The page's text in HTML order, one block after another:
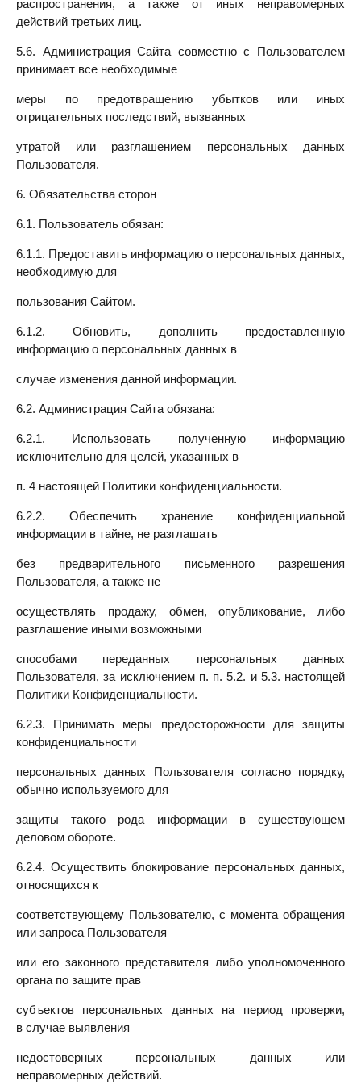
распространения, а также от иных неправомерных
действий третьих лиц.
5.6. Администрация Сайта совместно с Пользователем
принимает все необходимые
меры по предотвращению убытков или иных
отрицательных последствий, вызванных
утратой или разглашением персональных данных
Пользователя.
6. Обязательства сторон
6.1. Пользователь обязан:
6.1.1. Предоставить информацию о персональных данных,
необходимую для
пользования Сайтом.
6.1.2. Обновить, дополнить предоставленную
информацию о персональных данных в
случае изменения данной информации.
6.2. Администрация Сайта обязана:
6.2.1. Использовать полученную информацию
исключительно для целей, указанных в
п. 4 настоящей Политики конфиденциальности.
6.2.2. Обеспечить хранение конфиденциальной
информации в тайне, не разглашать
без предварительного письменного разрешения
Пользователя, а также не
осуществлять продажу, обмен, опубликование, либо
разглашение иными возможными
способами переданных персональных данных
Пользователя, за исключением п. п. 5.2. и 5.3. настоящей
Политики Конфиденциальности.
6.2.3. Принимать меры предосторожности для защиты
конфиденциальности
персональных данных Пользователя согласно порядку,
обычно используемого для
защиты такого рода информации в существующем
деловом обороте.
6.2.4. Осуществить блокирование персональных данных,
относящихся к
соответствующему Пользователю, с момента обращения
или запроса Пользователя
или его законного представителя либо уполномоченного
органа по защите прав
субъектов персональных данных на период проверки,
в случае выявления
недостоверных персональных данных или
неправомерных действий.